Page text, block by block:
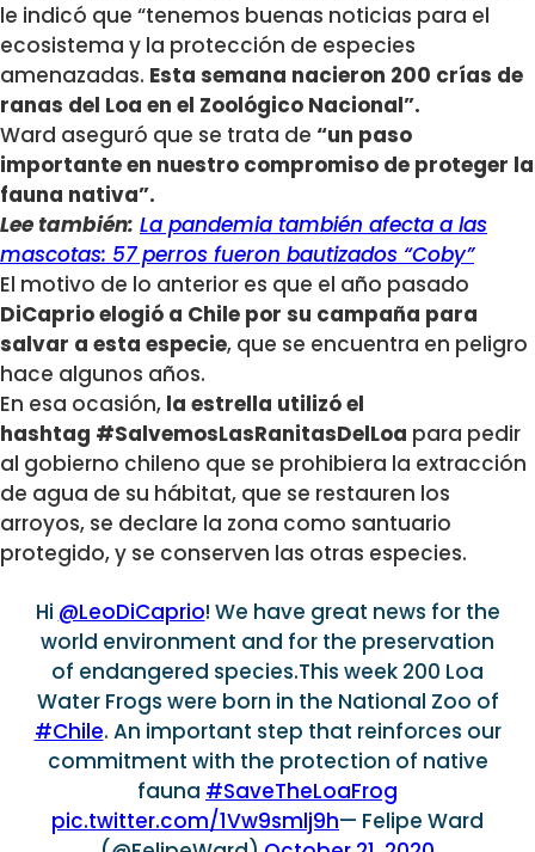
le indicó que “tenemos buenas noticias para el
ecosistema y la protección de especies
amenazadas. Esta semana nacieron 200 crías de
ranas del Loa en el Zoológico Nacional”.
Ward aseguró que se trata de “un paso
importante en nuestro compromiso de proteger la
fauna nativa”.
Lee también: La pandemia también afecta a las
mascotas: 57 perros fueron bautizados “Coby”
El motivo de lo anterior es que el año pasado
DiCaprio elogió a Chile por su campaña para
salvar a esta especie, que se encuentra en peligro
hace algunos años.
En esa ocasión, la estrella utilizó el
hashtag #SalvemosLasRanitasDelLoa para pedir
al gobierno chileno que se prohibiera la extracción
de agua de su hábitat, que se restauren los
arroyos, se declare la zona como santuario
protegido, y se conserven las otras especies.
Hi @LeoDiCaprio! We have great news for the
world environment and for the preservation
of endangered species.This week 200 Loa
Water Frogs were born in the National Zoo of
#Chile. An important step that reinforces our
commitment with the protection of native
fauna #SaveTheLoaFrog
pic.twitter.com/1Vw9smlj9h— Felipe Ward